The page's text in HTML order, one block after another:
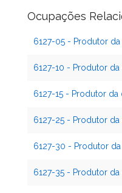
Ocupações
6127-05 - Produtor
6127-10 - Produtor
6127-15 - Produtor
6127-25 - Produtor
6127-30 - Produtor
6127-35 - Produtor